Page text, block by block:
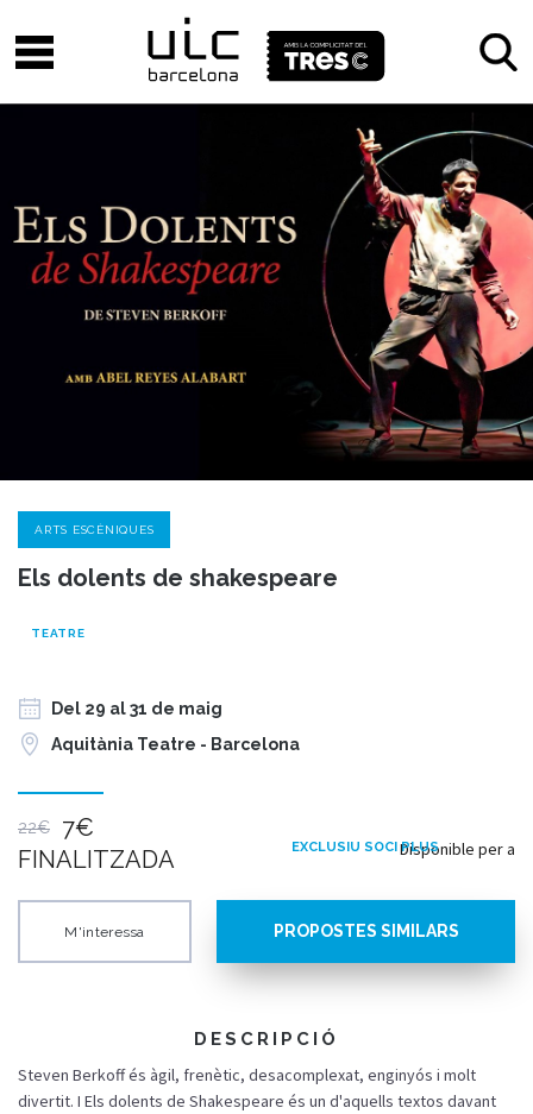
ARTS ESCÈNIQUES
Els dolents de shakespeare
TEATRE
Del 29 al 31 de maig
Aquitània Teatre - Barcelona
22€
7€
FINALITZADA
Disponible per a
EXCLUSIU SOCI PLUS
M'interessa PROPOSTES SIMILARS
DESCRIPCIÓ
Steven Berkoff és àgil, frenètic, desacomplexat, enginyós i molt
divertit. I Els dolents de Shakespeare és un d'aquells textos davant